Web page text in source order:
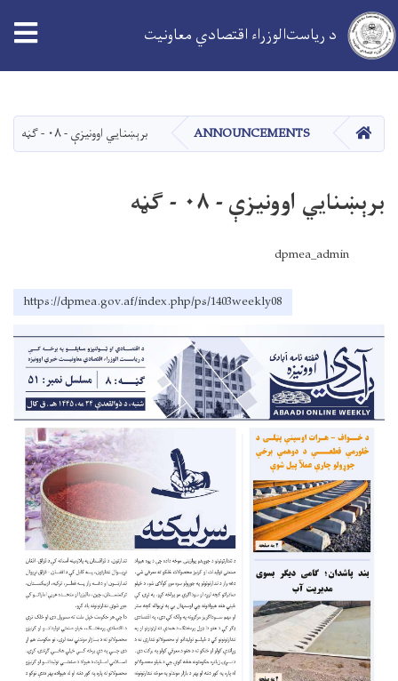
دانګل
د ریاست‌الوزراء اقتصادي معاونیت
کور ANNOUNCEMENTS برېښنایي اوونیزې - ۰۸ - ګڼه
برېښنایي اوونیزې - ۰۸ - ګڼه
dpmea_admin
https://dpmea.gov.af/index.php/ps/1403weekly08